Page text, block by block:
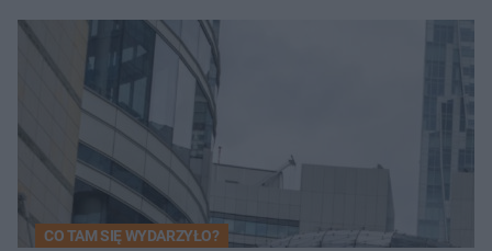
CO TAM SIĘ WYDARZYŁO?